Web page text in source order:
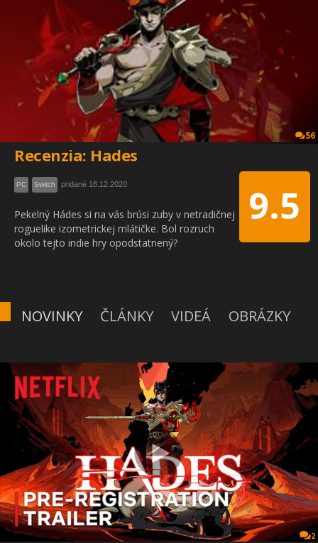
56
Recenzia: Hades
9.5
PC Switch pridané 18.12.2020
Pekelný Hádes si na vás brúsi zuby v netradičnej
roguelike izometrickej mlátičke. Bol rozruch
okolo tejto indie hry opodstatnený?
NOVINKY ČLÁNKY VIDEÁ OBRÁZKY
2